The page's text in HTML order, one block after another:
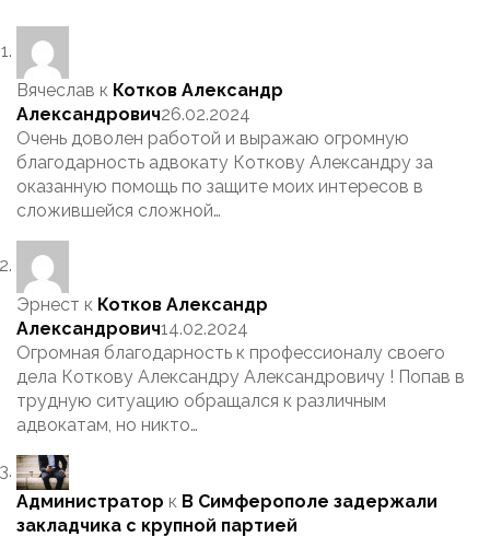
Вячеслав к Котков Александр
Александрович26.02.2024
Очень доволен работой и выражаю огромную
благодарность адвокату Коткову Александру за
оказанную помощь по защите моих интересов в
сложившейся сложной…
Эрнест к Котков Александр
Александрович14.02.2024
Огромная благодарность к профессионалу своего
дела Коткову Александру Александровичу ! Попав в
трудную ситуацию обращался к различным
адвокатам, но никто…
Администратор к В Симферополе задержали
закладчика с крупной партией